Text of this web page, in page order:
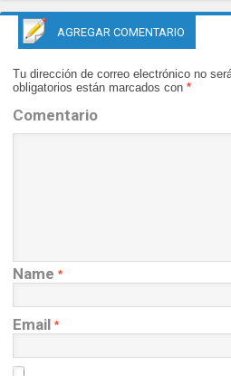
AGREGAR COMENTARIO
Tu dirección de correo electrónico no
obligatorios están marcados con *
Comentario
Name *
Email *